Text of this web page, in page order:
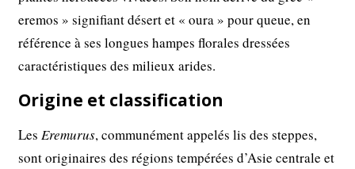
eremos » signifiant désert et « oura » pour queue, en
référence à ses longues hampes florales dressées
caractéristiques des milieux arides.
Origine et classification
LesEremurus, communément appelés lis des steppes,
sont originaires des régions tempérées d’Asie centrale et